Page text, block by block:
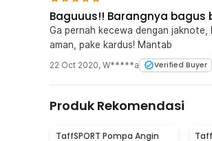
Baguuus!! Barangnya bagus
Ga pernah kecewa dengan
aman, pake kardus! Mantab
22 Oct 2020, W*****a Verified Buyer
Produk Rekomendasi
TaffSPORT Pompa Angin